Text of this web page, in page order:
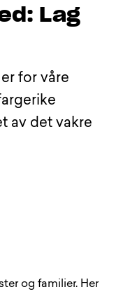
Lag
for våre
av det vakre
og familier. Her